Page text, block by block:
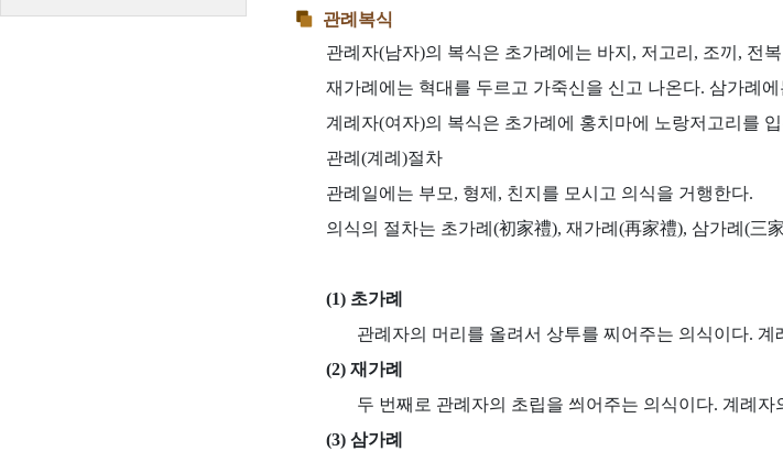
관례복식
관례자(남자)의 복식은 초가례에는 바지, 저고리, 조끼, 전
재가례에는 혁대를 두르고 가죽신을 신고 나온다. 삼가례
계례자(여자)의 복식은 초가례에 홍치마에 노랑저고리를
관례(계례)절차
관례일에는 부모, 형제, 친지를 모시고 의식을 거행한다.
의식의 절차는 초가례(初家禮), 재가례(再家禮), 삼가례(三
(1) 초가례
관례자의 머리를 올려서 상투를 찌어주는 의식이다.
(2) 재가례
두 번째로 관례자의 초립을 씌어주는 의식이다. 계례
(3) 삼가례